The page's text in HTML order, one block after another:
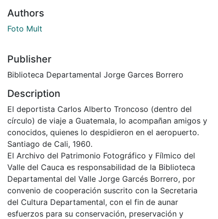
Authors
Foto Mult
Publisher
Biblioteca Departamental Jorge Garces Borrero
Description
El deportista Carlos Alberto Troncoso (dentro del
círculo) de viaje a Guatemala, lo acompañan amigos y
conocidos, quienes lo despidieron en el aeropuerto.
Santiago de Cali, 1960.
El Archivo del Patrimonio Fotográfico y Fílmico del
Valle del Cauca es responsabilidad de la Biblioteca
Departamental del Valle Jorge Garcés Borrero, por
convenio de cooperación suscrito con la Secretaria
del Cultura Departamental, con el fin de aunar
esfuerzos para su conservación, preservación y